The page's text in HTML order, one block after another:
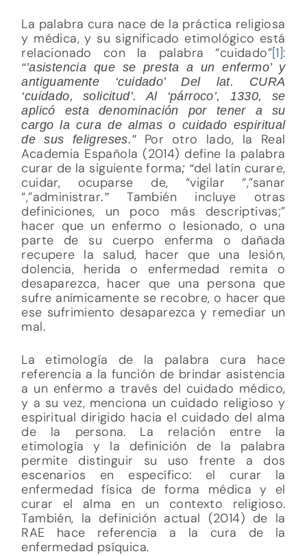
La palabra cura nace de la práctica religiosa
y médica, y su significado etimológico está
relacionado con la palabra “cuidado”[1]:
“’asistencia que se presta a un enfermo’ y
antiguamente ‘cuidado’ Del lat. CURA
‘cuidado, solicitud’. Al ‘párroco’, 1330, se
aplicó esta denominación por tener a su
cargo la cura de almas o cuidado espiritual
de sus feligreses.”Por otro lado, la Real
Academia Española (2014) define la palabra
curar de la siguiente forma; “del latín curare,
cuidar, ocuparse de, “vigilar “,”sanar
“,”administrar.”También incluye otras
definiciones, un poco más descriptivas;”
hacer que un enfermo o lesionado, o una
parte de su cuerpo enferma o dañada
recupere la salud, hacer que una lesión,
dolencia, herida o enfermedad remita o
desaparezca, hacer que una persona que
sufre anímicamente se recobre, o hacer que
ese sufrimiento desaparezca y remediar un
mal.
La etimología de la palabra cura hace
referencia a la función de brindar asistencia
a un enfermo a través del cuidado médico,
y a su vez, menciona un cuidado religioso y
espiritual dirigido hacia el cuidado del alma
de la persona. La relación entre la
etimología y la definición de la palabra
permite distinguir su uso frente a dos
escenarios en específico: el curar la
enfermedad física de forma médica y el
curar el alma en un contexto religioso.
También, la definición actual (2014) de la
RAE hace referencia a la cura de la
enfermedad psíquica.